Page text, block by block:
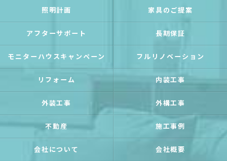
照明計画 家具のご提案
アフターサポート 長期保証
モニターハウスキャンペーン フルリノベーション
リフォーム 内装工事
外装工事 外構工事
不動産 施工事例
会社について 会社概要